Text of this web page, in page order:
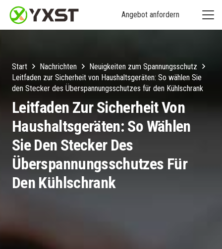
Angebot anfordern
Start Nachrichten
Neuigkeiten zum Spannungsschutz
Leitfaden zur Sicherheit von Haushaltsgeräten: So wählen Sie
den Stecker des Überspannungsschutzes für den Kühlschrank
Leitfaden Zur Sicherheit Von
Haushaltsgeräten: So Wählen
Sie Den Stecker Des
Überspannungsschutzes Für
Den Kühlschrank